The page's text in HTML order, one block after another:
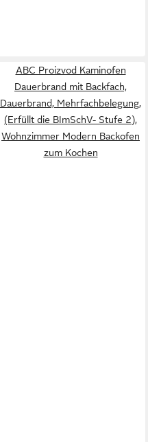
ABC Proizvod Kaminofen
Dauerbrand mit Backfach,
Dauerbrand, Mehrfachbelegung,
(Erfüllt die BImSchV- Stufe 2),
Wohnzimmer Modern Backofen
zum Kochen